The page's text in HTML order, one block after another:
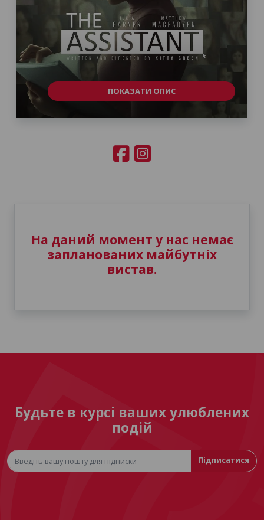
ПОКАЗАТИ ОПИС
На даний момент у нас немає
запланованих майбутніх
вистав.
Будьте в курсі ваших улюблених
подій
Підписатися